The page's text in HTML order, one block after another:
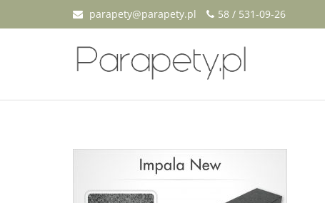
parapety@parapety.pl 58 / 531-09-26